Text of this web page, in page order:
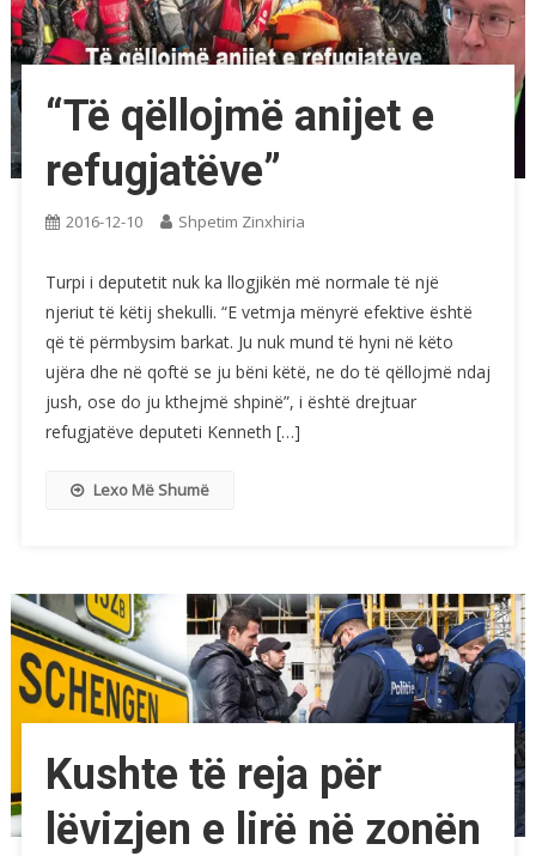
“Të qëllojmë anijet e
refugjatëve”
2016-12-10 Shpetim Zinxhiria
Turpi i deputetit nuk ka llogjikën më normale të një
njeriut të këtij shekulli. “E vetmja mënyrë efektive është
që të përmbysim barkat. Ju nuk mund të hyni në këto
ujëra dhe në qoftë se ju bëni këtë, ne do të qëllojmë ndaj
jush, ose do ju kthejmë shpinë”, i është drejtuar
refugjatëve deputeti Kenneth […]
Lexo Më Shumë
Kushte të reja për
lëvizjen e lirë në zonën